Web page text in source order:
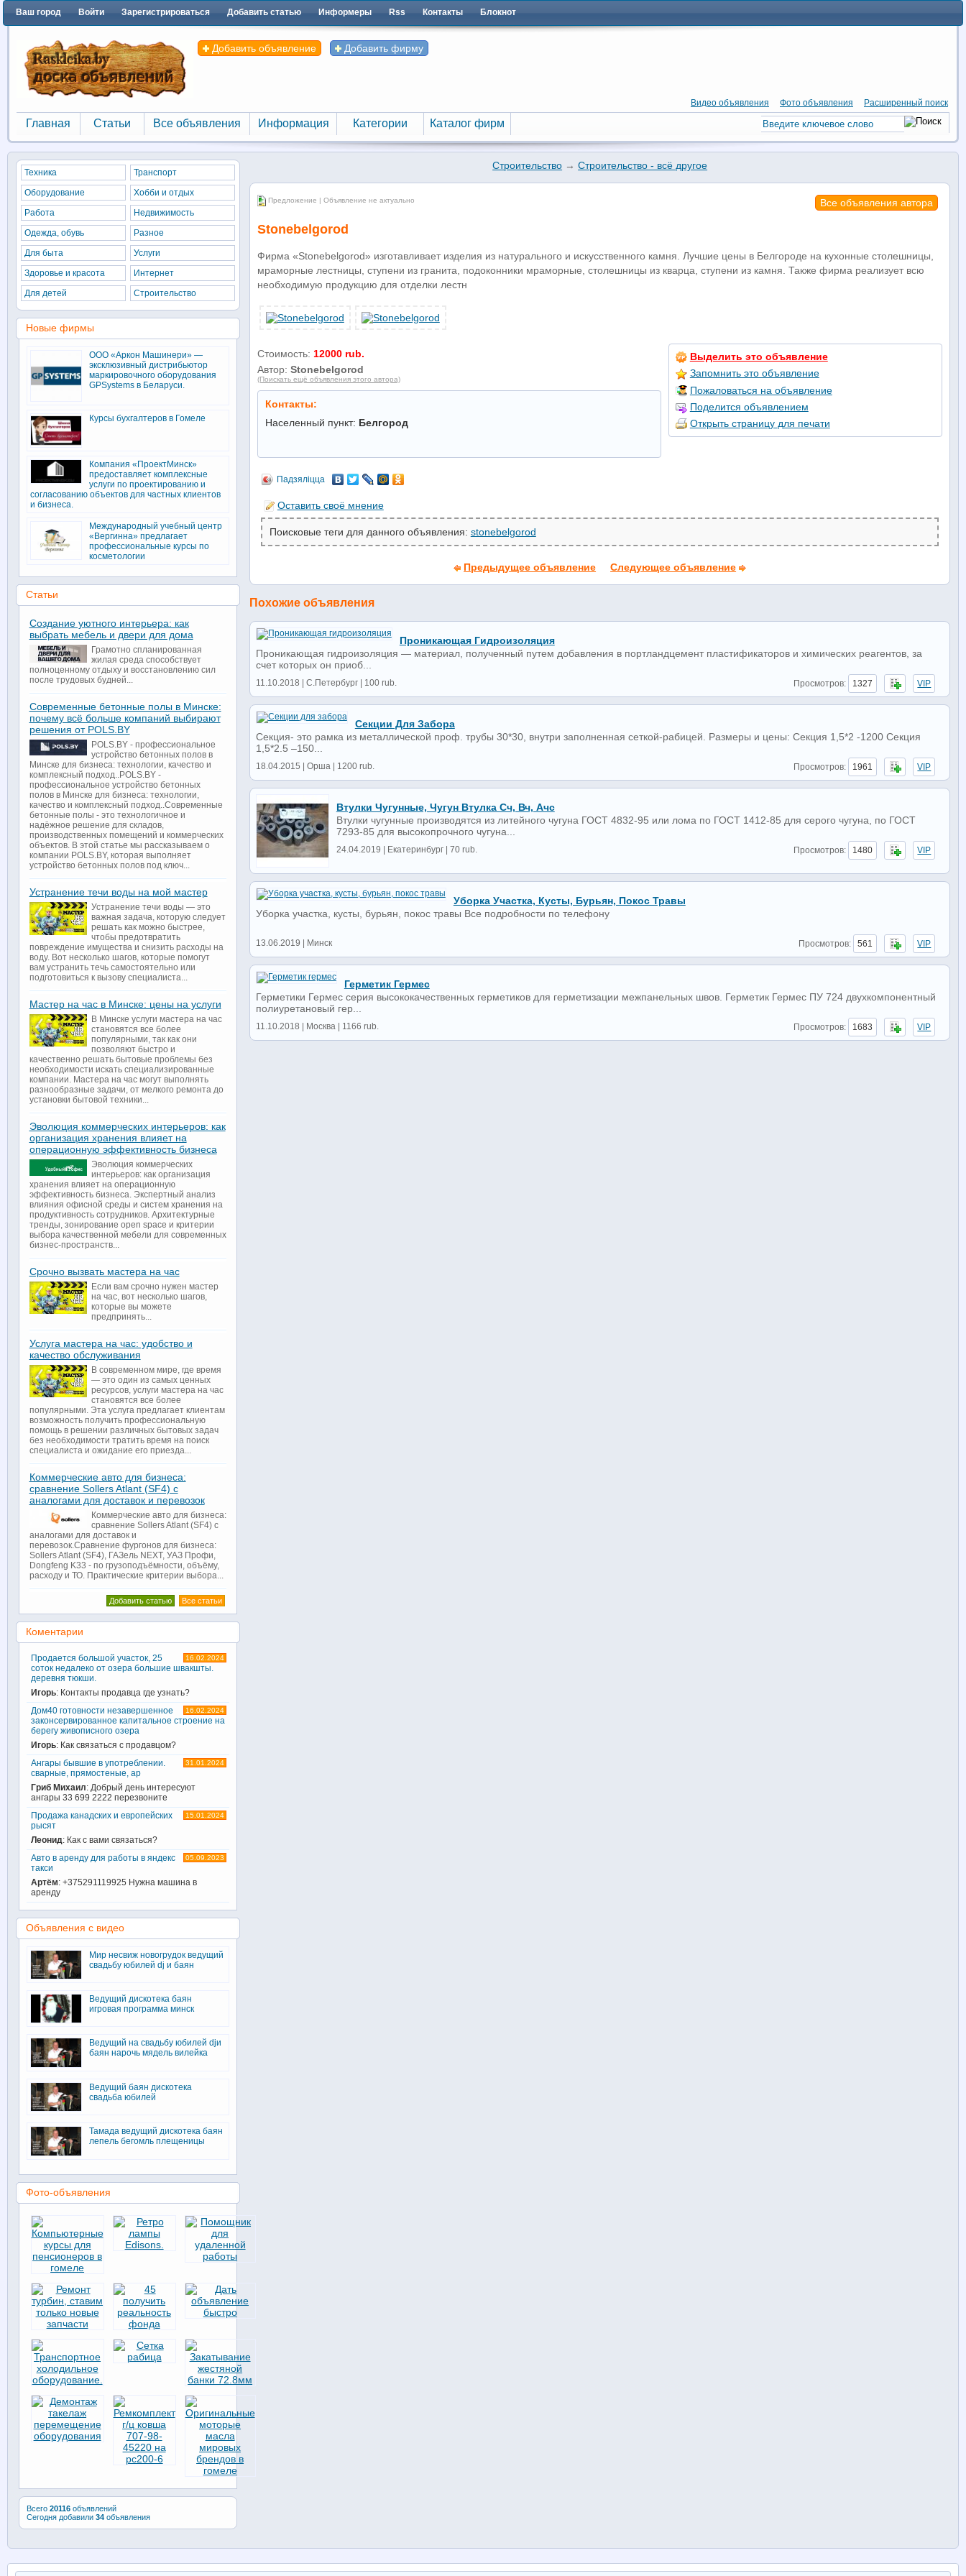
Ваш город Войти Зарегистрироваться Добавить статью Информеры Rss Контакты Блокнот
Добавить объявление Добавить фирму
Видео объявления Фото объявления Расширенный поиск
Главная
Главная
Статьи
Статьи
Все объявления
Все объявления
Информация Категории Каталог фирм
Строительство →Строительство - всё другое
Все объявления автора
Предложение | Объявление не актуально
Stonebelgorod
Фирма «Stonebelgorod» изготавливает изделия из натурального и искусственного камня. Лучшие цены в Белгороде на кухонные столешницы,
мраморные лестницы, ступени из гранита, подоконники мраморные, столешницы из кварца, ступени из камня. Также фирма реализует всю
необходимую продукцию для отделки лестн
Стоимость: 12000 rub.
Автор: Stonebelgorod
(Поискать ещё объявления этого автора)
Контакты:
Населенный пункт: Белгород
Выделить это объявление
Запомнить это объявление
Пожаловаться на объявление
Поделится объявлением
Открыть страницу для печати
Падзяліцца
Оставить своё мнение
Поисковые теги для данного объявления: stonebelgorod
Предыдущее объявление Следующее объявление
Похожие объявления
Проникающая Гидроизоляция
Проникающая гидроизоляция — материал, полученный путем добавления в портландцемент пластификаторов и химических реагентов, за
счет которых он приоб...
11.10.2018 | С.Петербург | 100 rub. Просмотров: 1327 VIP
Секции Для Забора
Секция- это рамка из металлической проф. трубы 30*30, внутри заполненная сеткой-рабицей. Размеры и цены: Секция 1,5*2 -1200 Секция
1,5*2.5 –150...
18.04.2015 | Орша | 1200 rub. Просмотров: 1961 VIP
Втулки Чугунные, Чугун Втулка Сч, Вч, Ачс
Втулки чугунные производятся из литейного чугуна ГОСТ 4832-95 или лома по ГОСТ 1412-85 для серого чугуна, по ГОСТ
7293-85 для высокопрочного чугуна...
24.04.2019 | Екатеринбург | 70 rub. Просмотров: 1480 VIP
Уборка Участка, Кусты, Бурьян, Покос Травы
Уборка участка, кусты, бурьян, покос травы Все подробности по телефону
13.06.2019 | Минск Просмотров: 561 VIP
Герметик Гермес
Герметики Гермес серия высококачественных герметиков для герметизации межпанельных швов. Герметик Гермес ПУ 724 двухкомпонентный
полиуретановый гер...
11.10.2018 | Москва | 1166 rub. Просмотров: 1683 VIP
Техника
Транспорт
Оборудование
Хобби и отдых
Работа
Недвижимость
Одежда, обувь
Разное
Для быта
Услуги
Здоровье и красота
Интернет
Для детей
Строительство
Новые фирмы
ООО «Аркон Машинери» —
эксклюзивный дистрибьютор
маркировочного оборудования
GPSystems в Беларуси.
Курсы бухгалтеров в Гомеле
Компания «ПроектМинск»
предоставляет комплексные
услуги по проектированию и
согласованию объектов для частных клиентов
и бизнеса.
Международный учебный центр
«Вергинна» предлагает
профессиональные курсы по
косметологии
Статьи
Создание уютного интерьера: как
выбрать мебель и двери для дома
Грамотно спланированная
жилая среда способствует
полноценному отдыху и восстановлению сил
после трудовых будней...
Современные бетонные полы в Минске:
почему всё больше компаний выбирают
решения от POLS.BY
POLS.BY - профессиональное
устройство бетонных полов в
Минске для бизнеса: технологии, качество и
комплексный подход..POLS.BY -
профессиональное устройство бетонных
полов в Минске для бизнеса: технологии,
качество и комплексный подход..Современные
бетонные полы - это технологичное и
надёжное решение для складов,
производственных помещений и коммерческих
объектов. В этой статье мы рассказываем о
компании POLS.BY, которая выполняет
устройство бетонных полов под ключ...
Устранение течи воды на мой мастер
Устранение течи воды — это
важная задача, которую следует
решать как можно быстрее,
чтобы предотвратить
повреждение имущества и снизить расходы на
воду. Вот несколько шагов, которые помогут
вам устранить течь самостоятельно или
подготовиться к вызову специалиста...
Мастер на час в Минске: цены на услуги
В Минске услуги мастера на час
становятся все более
популярными, так как они
позволяют быстро и
качественно решать бытовые проблемы без
необходимости искать специализированные
компании. Мастера на час могут выполнять
разнообразные задачи, от мелкого ремонта до
установки бытовой техники...
Эволюция коммерческих интерьеров: как
организация хранения влияет на
операционную эффективность бизнеса
Эволюция коммерческих
интерьеров: как организация
хранения влияет на операционную
эффективность бизнеса. Экспертный анализ
влияния офисной среды и систем хранения на
продуктивность сотрудников. Архитектурные
тренды, зонирование open space и критерии
выбора качественной мебели для современных
бизнес-пространств...
Срочно вызвать мастера на час
Если вам срочно нужен мастер
на час, вот несколько шагов,
которые вы можете
предпринять...
Услуга мастера на час: удобство и
качество обслуживания
В современном мире, где время
— это один из самых ценных
ресурсов, услуги мастера на час
становятся все более
популярными. Эта услуга предлагает клиентам
возможность получить профессиональную
помощь в решении различных бытовых задач
без необходимости тратить время на поиск
специалиста и ожидание его приезда...
Коммерческие авто для бизнеса:
сравнение Sollers Atlant (SF4) с
аналогами для доставок и перевозок
Коммерческие авто для бизнеса:
сравнение Sollers Atlant (SF4) с
аналогами для доставок и
перевозок.Сравнение фургонов для бизнеса:
Sollers Atlant (SF4), ГАЗель NEXT, УАЗ Профи,
Dongfeng K33 - по грузоподъёмности, объёму,
расходу и ТО. Практические критерии выбора...
Все статьи
Добавить статью
Коментарии
16.02.2024
Продается большой участок, 25
соток недалеко от озера большие швакшты.
деревня тюкши.
Игорь: Контакты продавца где узнать?
16.02.2024
Дом40 готовности незавершенное
законсервированное капитальное строение на
берегу живописного озера
Игорь: Как связаться с продавцом?
31.01.2024
Ангары бывшие в употреблении.
сварные, прямостеные, ар
Гриб Михаил: Добрый день интересуют
ангары 33 699 2222 перезвоните
15.01.2024
Продажа канадских и европейских
рысят
Леонид: Как с вами связаться?
05.09.2023
Авто в аренду для работы в яндекс
такси
Артём: +375291119925 Нужна машина в
аренду
Объявления с видео
Мир несвиж новогрудок ведущий
свадьбу юбилей dj и баян
Ведущий дискотека баян
игровая программа минск
Ведущий на свадьбу юбилей djи
баян нарочь мядель вилейка
Ведущий баян дискотека
свадьба юбилей
Тамада ведущий дискотека баян
лепель бегомль плещеницы
Фото-объявления
Всего 20116объявлений
Сегодня добавили 34объявления